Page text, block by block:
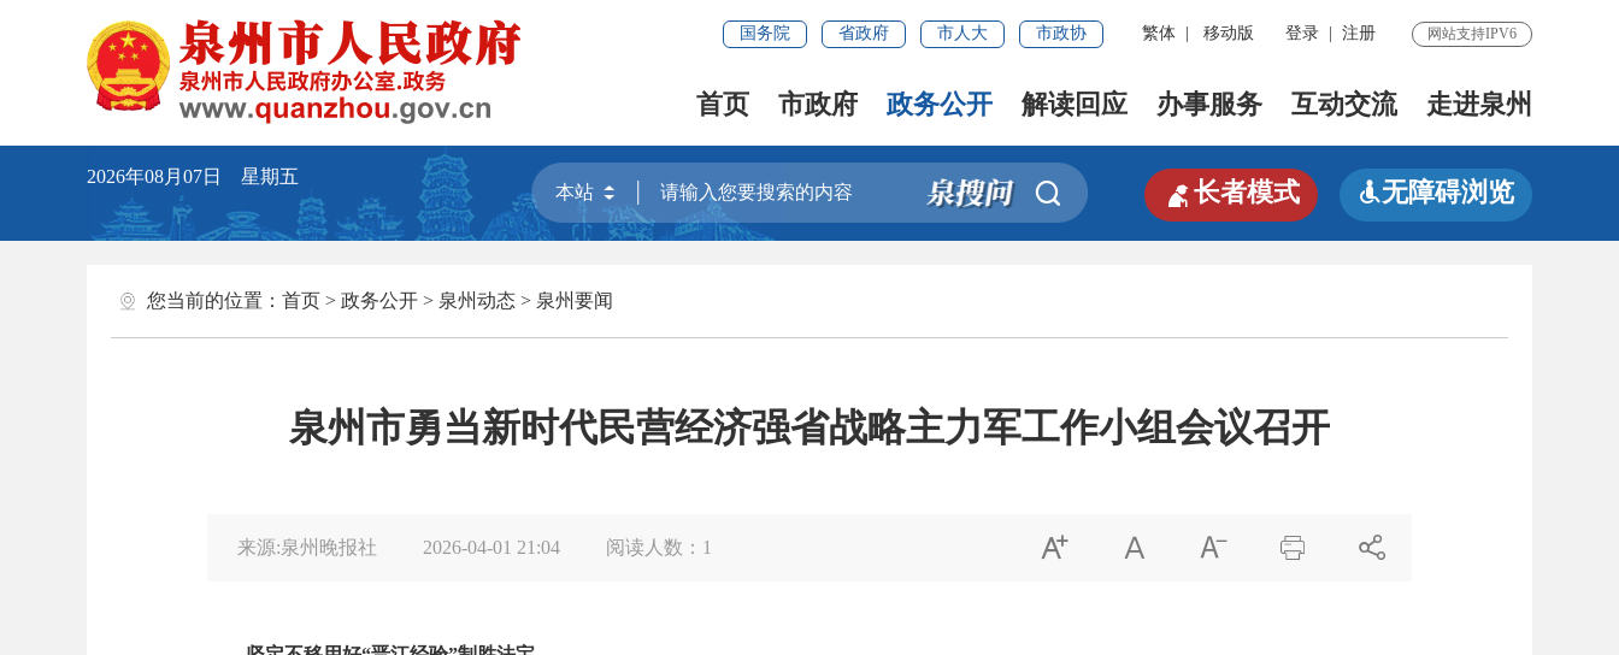
国务院 省政府 市人大 市政协 繁体 移动版 登录 注册 网站支持IPV6
首页 市政府 政务公开 解读回应 办事服务 互动交流 走进泉州
2026年08月07日 星期五
 长者模式 无障碍浏览
您当前的位置： 首页 > 政务公开 > 泉州动态 > 泉州要闻
泉州市勇当新时代民营经济强省战略主力军工作小组会议召开
来源:泉州晚报社 2026-04-01 21:04 阅读人数： 1     